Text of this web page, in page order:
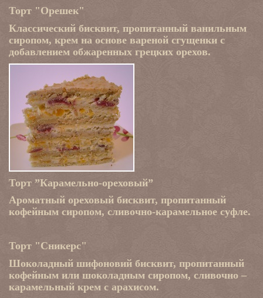
Торт "Орешек"
Классический бисквит, пропитанный ванильным
сиропом, крем на основе вареной сгущенки с
добавлением обжаренных грецких орехов.
Торт ”Карамельно-ореховый”
Ароматный ореховый бисквит, пропитанный
кофейным сиропом, сливочно-карамельное суфле.
Торт "Сникерс"
Шоколадный шифоновий бисквит, пропитанный
кофейным или шоколадным сиропом, сливочно –
карамельный крем с арахисом.